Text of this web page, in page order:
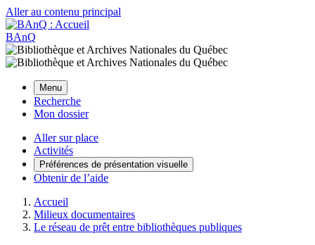
Aller au contenu principal
BAnQ
Menu
Recherche
Mon dossier
Aller sur place
Activités
Préférences de présentation visuelle
Obtenir de l’aide
Accueil
Milieux documentaires
Le réseau de prêt entre bibliothèques publiques